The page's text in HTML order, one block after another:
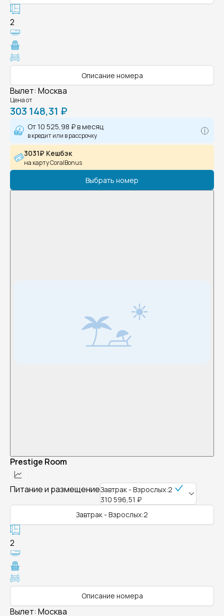
2
Описание номера
Вылет: Москва
Цена от
303 148,31 ₽
От10 525,98 ₽в месяц
в кредит или в рассрочку
3031₽ Кешбэк
на карту CoralBonus
Выбрать номер
Prestige Room
Питание и размещениеЗавтрак - Взрослых:2
310 596,51 ₽
Завтрак - Взрослых:2
2
Описание номера
Вылет: Москва